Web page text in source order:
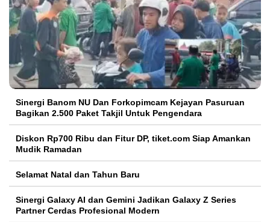
Sinergi Banom NU Dan Forkopimcam Kejayan Pasuruan
Bagikan 2.500 Paket Takjil Untuk Pengendara
Diskon Rp700 Ribu dan Fitur DP, tiket.com Siap Amankan
Mudik Ramadan
Selamat Natal dan Tahun Baru
Sinergi Galaxy AI dan Gemini Jadikan Galaxy Z Series
Partner Cerdas Profesional Modern